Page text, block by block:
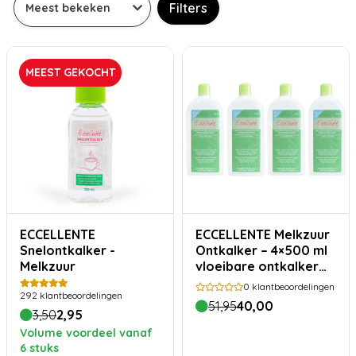
Filters
MEEST GEKOCHT
ECCELLENTE
Snelontkalker -
Melkzuur
292 klantbeoordelingen
3,502,95
Volume voordeel vanaf
6 stuks
ECCELLENTE Melkzuur
Ontkalker – 4×500 ml
vloeibare ontkalker
voor koffiemachines
(20 beurten)
0 klantbeoordelingen
51,9540,00